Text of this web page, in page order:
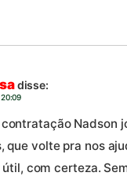
disse:
Nadson
que volte pra nos
com certeza.